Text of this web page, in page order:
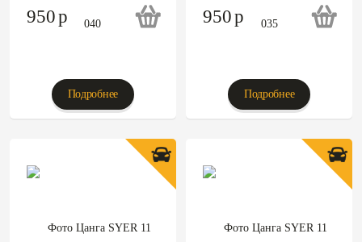
950p
Подробнее
950p
Подробнее